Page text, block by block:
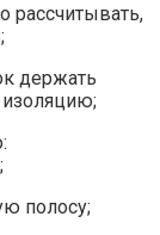
рассчитывать,
держать
изоляцию;
полосу;